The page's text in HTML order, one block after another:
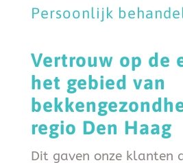
Persoonlijk
Vertrouw op de
het gebied van
regio Den Haag
Dit gaven onze klanten